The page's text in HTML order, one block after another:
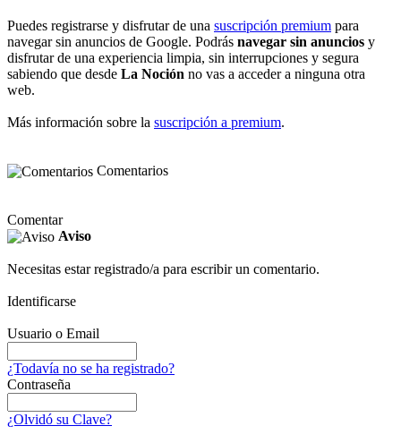
Puedes registrarse y disfrutar de una suscripción premium para
navegar sin anuncios de Google. Podrás navegar sin anuncios y
disfrutar de una experiencia limpia, sin interrupciones y segura
sabiendo que desde La Noción no vas a acceder a ninguna otra
web.
Más información sobre la suscripción a premium.
Comentarios
Comentar
Aviso
Necesitas estar registrado/a para escribir un comentario.
Identificarse
Usuario o Email
¿Todavía no se ha registrado?
Contraseña
¿Olvidó su Clave?